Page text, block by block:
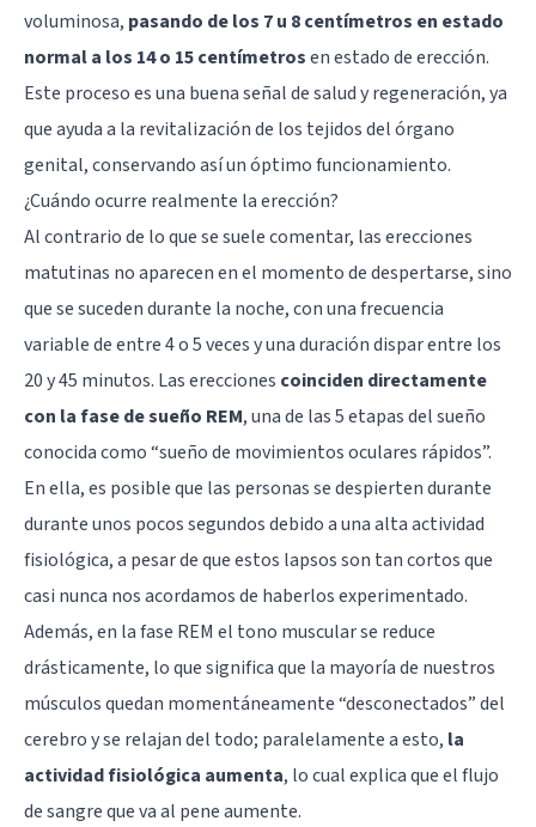
voluminosa, pasando de los 7 u 8 centímetros en estado
normal a los 14 o 15 centímetrosen estado de erección.
Este proceso es una buena señal de salud y regeneración, ya
que ayuda a la revitalización de los tejidos del órgano
genital, conservando así un óptimo funcionamiento.
¿Cuándo ocurre realmente la erección?
Al contrario de lo que se suele comentar, las erecciones
matutinas no aparecen en el momento de despertarse, sino
que se suceden durante la noche, con una frecuencia
variable de entre 4 o 5 veces y una duración dispar entre los
20 y 45 minutos. Las erecciones coinciden directamente
con la fase de sueño REM, una de las5 etapas del sueño
conocida como “sueño de movimientos oculares rápidos”.
En ella, es posible que las personas se despierten durante
durante unos pocos segundos debido a una alta actividad
fisiológica, a pesar de que estos lapsos son tan cortos que
casi nunca nos acordamos de haberlos experimentado.
Además, en la fase REM el tono muscular se reduce
drásticamente, lo que significa que la mayoría de nuestros
músculos quedan momentáneamente “desconectados” del
cerebro y se relajan del todo; paralelamente a esto, la
actividad fisiológica aumenta, lo cual explica que el flujo
de sangre que va al pene aumente.